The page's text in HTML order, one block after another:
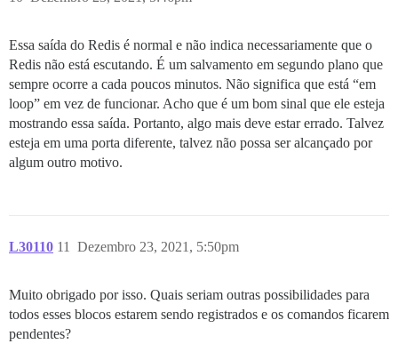
Essa saída do Redis é normal e não indica necessariamente que o
Redis não está escutando. É um salvamento em segundo plano que
sempre ocorre a cada poucos minutos. Não significa que está “em
loop” em vez de funcionar. Acho que é um bom sinal que ele esteja
mostrando essa saída. Portanto, algo mais deve estar errado. Talvez
esteja em uma porta diferente, talvez não possa ser alcançado por
algum outro motivo.
L30110 Dezembro 23, 2021, 5:50pm
11
Muito obrigado por isso. Quais seriam outras possibilidades para
todos esses blocos estarem sendo registrados e os comandos ficarem
pendentes?